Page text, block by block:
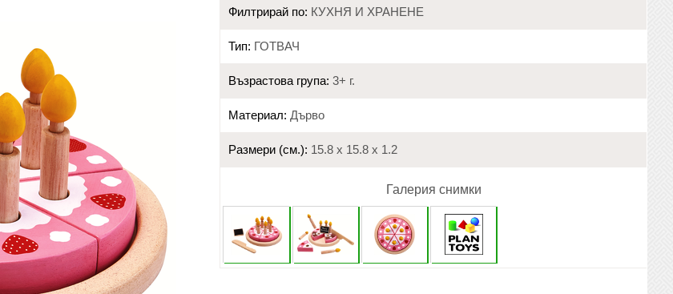
Филтрирай по: КУХНЯ И ХРАНЕНЕ
Тип: ГОТВАЧ
Възрастова група: 3+ г.
Материал: Дърво
Размери (см.): 15.8 х 15.8 х 1.2
Галерия снимки